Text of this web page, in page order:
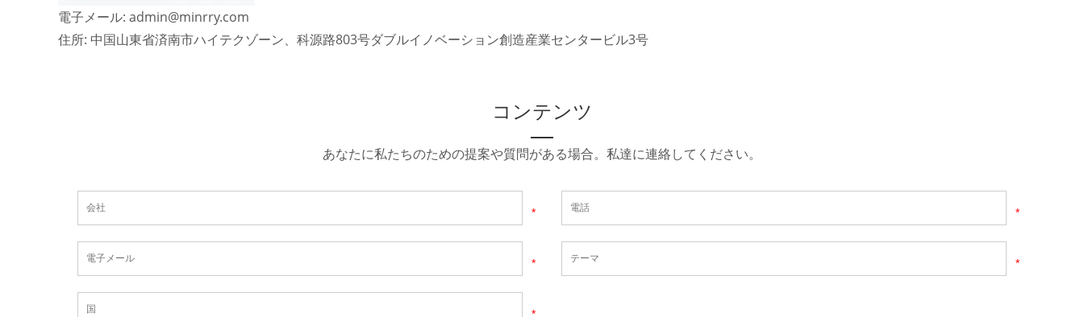
電子メール: admin@minrry.com
住所: 中国山東省済南市ハイテクゾーン、科源路803号ダブルイノベーション創造産業センタービル3号
コンテンツ
あなたに私たちのための提案や質問がある場合。私達に連絡してください。
* *
* *
*